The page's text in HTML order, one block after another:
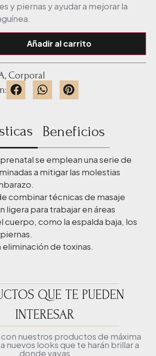
y piernas y ayudar a mejorar la
Añadir al carrito
, Corporal
Beneficios
prenatal se emplean una serie de
a mitigar las molestias
combinar técnicas de masaje
ligera para trabajar en áreas
cuerpo, como la espalda baja, los
eliminación de toxinas.
QUE TE PUEDEN
INTERESAR
nuestros productos de máxima
nuevos looks que te harán brillar a
donde vayas